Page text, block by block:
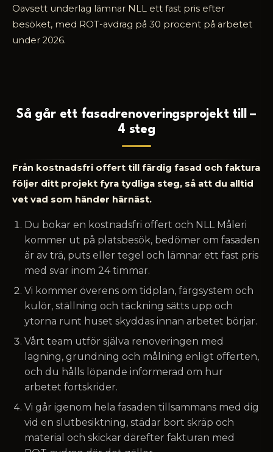
Oavsett underlag lämnar NLL ett fast pris efter
besöket, med ROT-avdrag på 30 procent på arbetet
under 2026.
Så går ett fasadrenoveringsprojekt till –
4 steg
Från kostnadsfri offert till färdig fasad och faktura
följer ditt projekt fyra tydliga steg, så att du alltid
vet vad som händer härnäst.
Du bokar en kostnadsfri offert och NLL Måleri
kommer ut på platsbesök, bedömer om fasaden
är av trä, puts eller tegel och lämnar ett fast pris
med svar inom 24 timmar.
Vi kommer överens om tidplan, färgsystem och
kulör, ställning och täckning sätts upp och
ytorna runt huset skyddas innan arbetet börjar.
Vårt team utför själva renoveringen med
lagning, grundning och målning enligt offerten,
och du hålls löpande informerad om hur
arbetet fortskrider.
Vi går igenom hela fasaden tillsammans med dig
vid en slutbesiktning, städar bort skräp och
material och skickar därefter fakturan med